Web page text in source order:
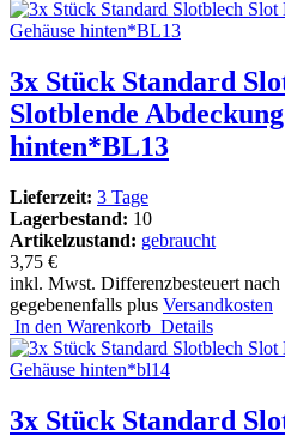
3x Stück Standard
Slotblende
hinten*BL13
Lieferzeit: 3 Tage
Lagerbestand: 10
Artikelzustand: gebraucht
3,75 €
inkl. Mwst. Differenzbesteuert nach
gegebenenfalls plus Versandkosten
In den Warenkorb Details
3x Stück Standard